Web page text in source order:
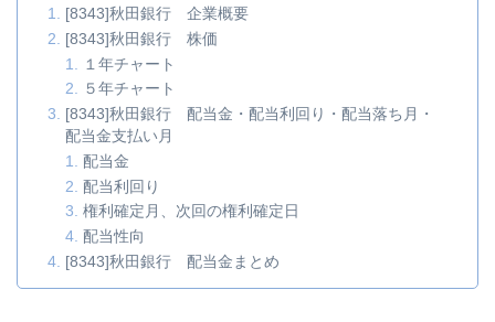
[8343]秋田銀行 企業概要
[8343]秋田銀行 株価
１年チャート
５年チャート
[8343]秋田銀行 配当金・配当利回り・配当落ち月・
配当金支払い月
配当金
配当利回り
権利確定月、次回の権利確定日
配当性向
[8343]秋田銀行 配当金まとめ